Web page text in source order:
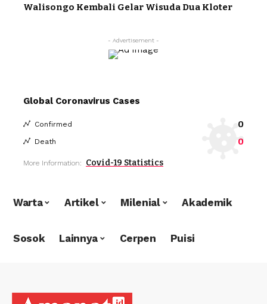
Walisongo Kembali Gelar Wisuda Dua Kloter
- Advertisement -
Global Coronavirus Cases
Confirmed 0
Death 0
More Information: Covid-19 Statistics
Warta Artikel Milenial Akademik
Sosok Lainnya Cerpen Puisi